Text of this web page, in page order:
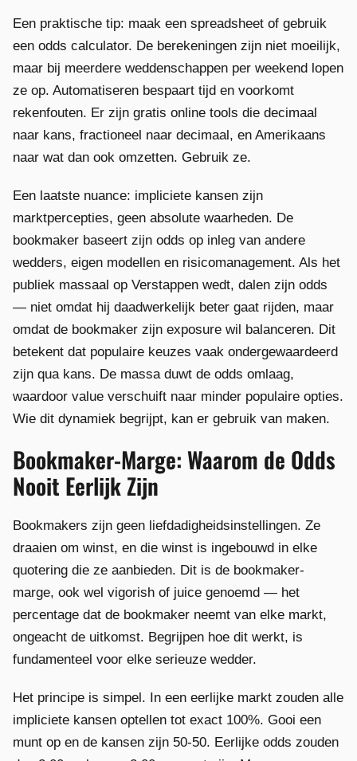
Een praktische tip: maak een spreadsheet of gebruik
een odds calculator. De berekeningen zijn niet moeilijk,
maar bij meerdere weddenschappen per weekend lopen
ze op. Automatiseren bespaart tijd en voorkomt
rekenfouten. Er zijn gratis online tools die decimaal
naar kans, fractioneel naar decimaal, en Amerikaans
naar wat dan ook omzetten. Gebruik ze.
Een laatste nuance: impliciete kansen zijn
marktpercepties, geen absolute waarheden. De
bookmaker baseert zijn odds op inleg van andere
wedders, eigen modellen en risicomanagement. Als het
publiek massaal op Verstappen wedt, dalen zijn odds
— niet omdat hij daadwerkelijk beter gaat rijden, maar
omdat de bookmaker zijn exposure wil balanceren. Dit
betekent dat populaire keuzes vaak ondergewaardeerd
zijn qua kans. De massa duwt de odds omlaag,
waardoor value verschuift naar minder populaire opties.
Wie dit dynamiek begrijpt, kan er gebruik van maken.
Bookmaker-Marge: Waarom de Odds
Nooit Eerlijk Zijn
Bookmakers zijn geen liefdadigheidsinstellingen. Ze
draaien om winst, en die winst is ingebouwd in elke
quotering die ze aanbieden. Dit is de bookmaker-
marge, ook wel vigorish of juice genoemd — het
percentage dat de bookmaker neemt van elke markt,
ongeacht de uitkomst. Begrijpen hoe dit werkt, is
fundamenteel voor elke serieuze wedder.
Het principe is simpel. In een eerlijke markt zouden alle
impliciete kansen optellen tot exact 100%. Gooi een
munt op en de kansen zijn 50-50. Eerlijke odds zouden